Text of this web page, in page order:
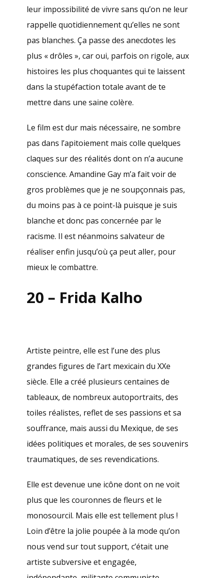
leur impossibilité de vivre sans qu’on ne leur
rappelle quotidiennement qu’elles ne sont
pas blanches. Ça passe des anecdotes les
plus « drôles », car oui, parfois on rigole, aux
histoires les plus choquantes qui te laissent
dans la stupéfaction totale avant de te
mettre dans une saine colère.
Le film est dur mais nécessaire, ne sombre
pas dans l’apitoiement mais colle quelques
claques sur des réalités dont on n’a aucune
conscience. Amandine Gay m’a fait voir de
gros problèmes que je ne soupçonnais pas,
du moins pas à ce point-là puisque je suis
blanche et donc pas concernée par le
racisme. Il est néanmoins salvateur de
réaliser enfin jusqu’où ça peut aller, pour
mieux le combattre.
20 – Frida Kalho
Artiste peintre, elle est l’une des plus
grandes figures de l’art mexicain du XXe
siècle. Elle a créé plusieurs centaines de
tableaux, de nombreux autoportraits, des
toiles réalistes, reflet de ses passions et sa
souffrance, mais aussi du Mexique, de ses
idées politiques et morales, de ses souvenirs
traumatiques, de ses revendications.
Elle est devenue une icône dont on ne voit
plus que les couronnes de fleurs et le
monosourcil. Mais elle est tellement plus !
Loin d’être la jolie poupée à la mode qu’on
nous vend sur tout support, c’était une
artiste subversive et engagée,